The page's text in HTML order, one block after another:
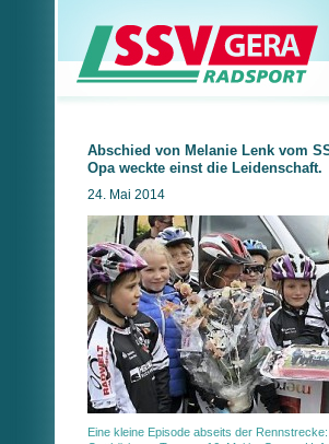
Abschied von Melanie Lenk vom
Opa weckte einst die Leidenschaft.
24. Mai 2014
Eine kleine Episode abseits der Rennstrecke: